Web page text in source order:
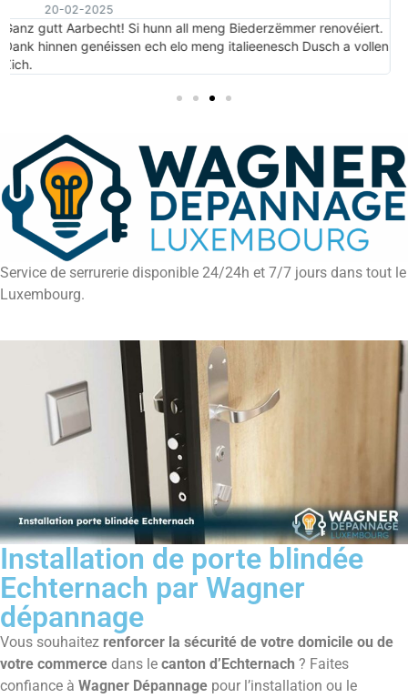
31-01-2025
Installation de ma vitrine de magasin. Travail soigné et artisan
compétent. Je recommande.
Service de serrurerie disponible 24/24h et 7/7 jours dans tout le
Luxembourg.
Installation de porte blindée
Echternach par Wagner
dépannage
Vous souhaitez renforcer la sécurité de votre domicile ou de
votre commerce dans le canton d’Echternach ? Faites
confiance à Wagner Dépannage pour l’installation ou le